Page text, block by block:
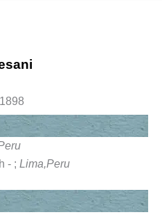
- ; Lima,Peru